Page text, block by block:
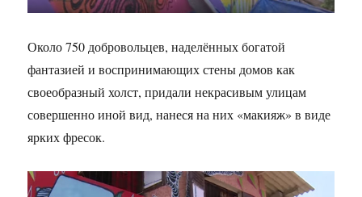
Около 750 добровольцев, наделённых богатой
фантазией и воспринимающих стены домов как
своеобразный холст, придали некрасивым улицам
совершенно иной вид, нанеся на них «макияж» в виде
ярких фресок.